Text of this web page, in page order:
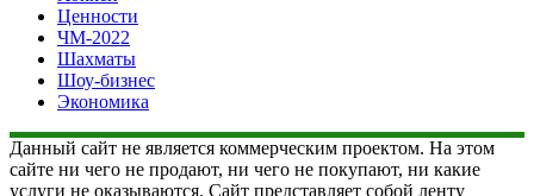
Ценности
ЧМ-2022
Шахматы
Шоу-бизнес
Экономика
Данный сайт не является коммерческим проектом. На этом
сайте ни чего не продают, ни чего не покупают, ни какие
услуги не оказываются. Сайт представляет собой ленту